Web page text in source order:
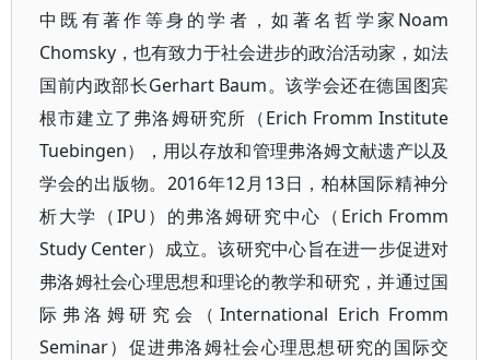
中既有著作等身的学者，如著名哲学家Noam
Chomsky，也有致力于社会进步的政治活动家，如法
国前内政部长Gerhart Baum。该学会还在德国图宾
根市建立了弗洛姆研究所（Erich Fromm Institute
Tuebingen），用以存放和管理弗洛姆文献遗产以及
学会的出版物。2016年12月13日，柏林国际精神分
析大学（IPU）的弗洛姆研究中心（Erich Fromm
Study Center）成立。该研究中心旨在进一步促进对
弗洛姆社会心理思想和理论的教学和研究，并通过国
际弗洛姆研究会（International Erich Fromm
Seminar）促进弗洛姆社会心理思想研究的国际交